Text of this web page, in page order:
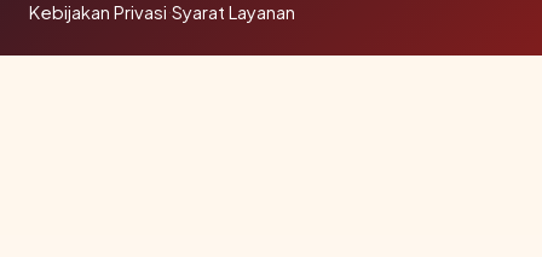
Kebijakan Privasi·Syarat Layanan